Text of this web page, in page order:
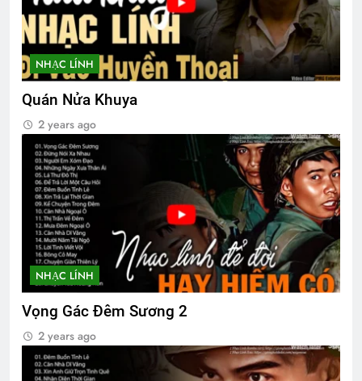
NHẠC LÍNH
Quán Nửa Khuya
2 years ago
NHẠC LÍNH
Vọng Gác Đêm Sương 2
2 years ago